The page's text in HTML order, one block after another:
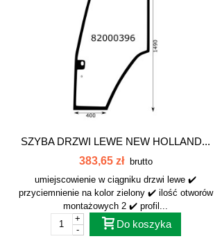
SZYBA DRZWI LEWE NEW HOLLAND...
383,65 zł
brutto
umiejscowienie w ciągniku drzwi lewe ✔️
przyciemnienie na kolor zielony ✔️ ilość otworów
montażowych 2 ✔️ profil...
-
+ Do koszyka